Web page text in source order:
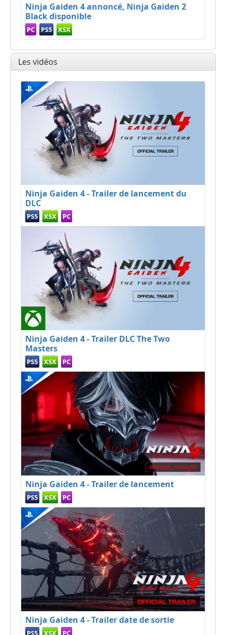
Ninja Gaiden 4 annoncé, Ninja Gaiden 2
Black disponible
PC PS5 XSX
Les vidéos
Ninja Gaiden 4 - Trailer de lancement du
DLC
PS5 XSX PC
Ninja Gaiden 4 - Trailer DLC The Two
Masters
PS5 XSX PC
Ninja Gaiden 4 - Trailer de lancement
PS5 XSX PC
Ninja Gaiden 4 - Trailer date de sortie
PS5 XSX PC